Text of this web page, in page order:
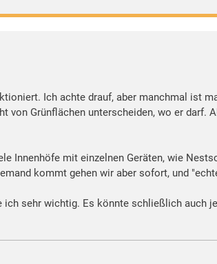
Ich achte drauf, aber manchmal ist
Grünflächen unterscheiden, wo er darf.
Innenhöfe mit einzelnen Geräten, wie
kommt gehen wir aber sofort, und
sehr wichtig. Es könnte schließlich auch